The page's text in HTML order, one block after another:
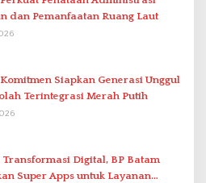
dan Pemanfaatan Ruang Laut
Siapkan Generasi Unggul
Terintegrasi Merah Putih
Transformasi Digital, BP Batam
Super Apps untuk Layanan